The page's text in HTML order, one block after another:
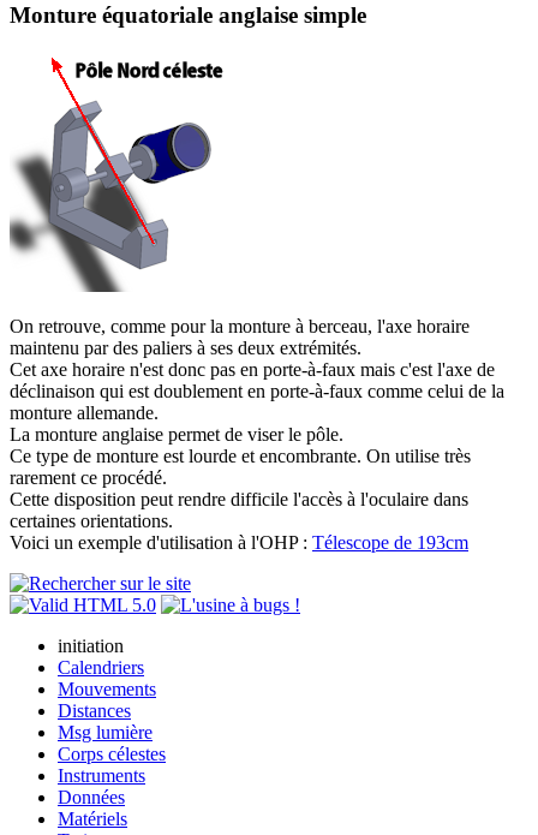
Monture équatoriale anglaise simple
On retrouve, comme pour la monture à berceau, l'axe horaire
maintenu par des paliers à ses deux extrémités.
Cet axe horaire n'est donc pas en porte-à-faux mais c'est l'axe de
déclinaison qui est doublement en porte-à-faux comme celui de la
monture allemande.
La monture anglaise permet de viser le pôle.
Ce type de monture est lourde et encombrante. On utilise très
rarement ce procédé.
Cette disposition peut rendre difficile l'accès à l'oculaire dans
certaines orientations.
Voici un exemple d'utilisation à l'OHP : Télescope de 193cm
initiation
Calendriers
Mouvements
Distances
Msg lumière
Corps célestes
Instruments
Données
Matériels